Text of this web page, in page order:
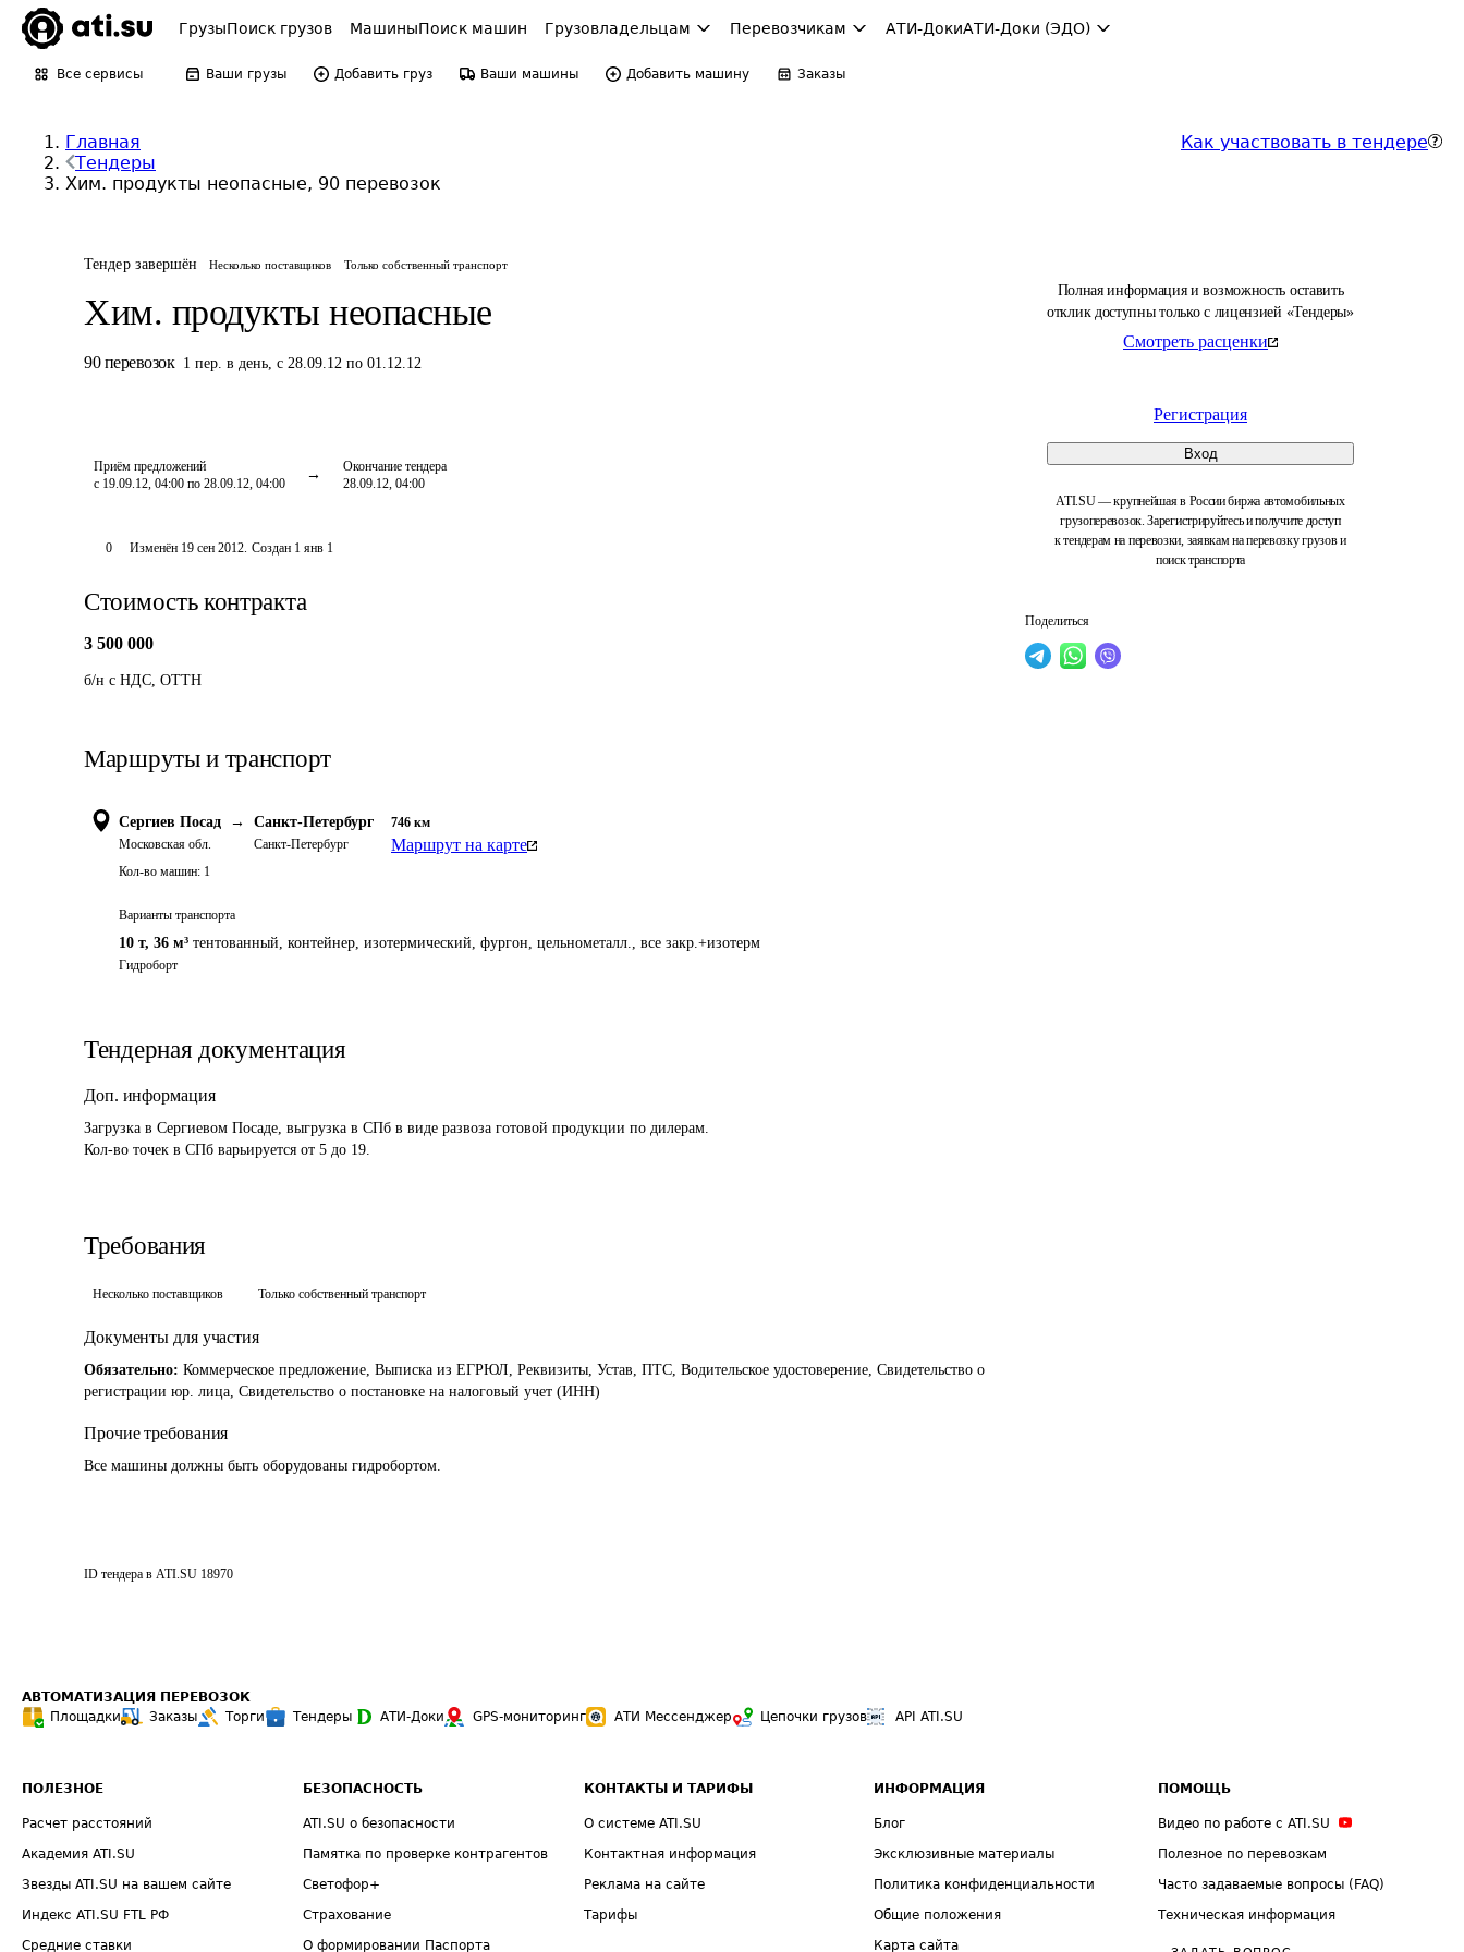
ГрузыПоиск грузов МашиныПоиск машин Грузовладельцам Перевозчикам АТИ-ДокиАТИ-Доки (ЭДО)
Все сервисы Ваши грузы Добавить груз Ваши машины Добавить машину Заказы
Главная
Тендеры
Хим. продукты неопасные, 90 перевозок
Как участвовать в тендере
Тендер завершён Несколько поставщиков Только собственный транспорт
Хим. продукты неопасные
90 перевозок 1 пер. в день, с 28.09.12 по 01.12.12
Приём предложений
с 19.09.12, 04:00 по 28.09.12, 04:00
Окончание тендера
28.09.12, 04:00
Полная информация и возможность оставить
отклик доступны только с лицензией «Тендеры»
Смотреть расценки
Регистрация
Вход
ATI.SU — крупнейшая в России биржа автомобильных
грузоперевозок. Зарегистрируйтесь и получите доступ
к тендерам на перевозки, заявкам на перевозку грузов и
поиск транспорта
Поделиться
0 Изменён 19 сен 2012. Создан 1 янв 1
Стоимость контракта
3 500 000
б/н с НДС, ОТТН
Маршруты и транспорт
Сергиев Посад →
Московская обл.
Санкт-Петербург
Санкт-Петербург
746 км
Маршрут на карте
Кол-во машин: 1
Варианты транспорта
10 т, 36 м³ тентованный, контейнер, изотермический, фургон, цельнометалл., все закр.+изотерм
Гидроборт
Тендерная документация
Доп. информация
Загрузка в Сергиевом Посаде, выгрузка в СПб в виде развоза готовой продукции по дилерам.
Кол-во точек в СПб варьируется от 5 до 19.
Требования
Несколько поставщиков Только собственный транспорт
Документы для участия
Обязательно: Коммерческое предложение, Выписка из ЕГРЮЛ, Реквизиты, Устав, ПТС, Водительское удостоверение, Свидетельство о
регистрации юр. лица, Свидетельство о постановке на налоговый учет (ИНН)
Прочие требования
Все машины должны быть оборудованы гидробортом.
ID тендера в ATI.SU 18970
АВТОМАТИЗАЦИЯ ПЕРЕВОЗОК
Площадки
Заказы Торги Тендеры АТИ-Доки GPS-мониторинг АТИ Мессенджер Цепочки грузов API ATI.SU
ПОЛЕЗНОЕ
Расчет расстояний
Академия ATI.SU
Звезды ATI.SU на вашем сайте
Индекс ATI.SU FTL РФ
Средние ставки
БЕЗОПАСНОСТЬ
ATI.SU о безопасности
Памятка по проверке контрагентов
Светофор+
Страхование
О формировании Паспорта
КОНТАКТЫ И ТАРИФЫ
О системе ATI.SU
Контактная информация
Реклама на сайте
Тарифы
ИНФОРМАЦИЯ
Блог
Эксклюзивные материалы
Политика конфиденциальности
Общие положения
Карта сайта
ПОМОЩЬ
Видео по работе с ATI.SU
Полезное по перевозкам
Часто задаваемые вопросы (FAQ)
Техническая информация